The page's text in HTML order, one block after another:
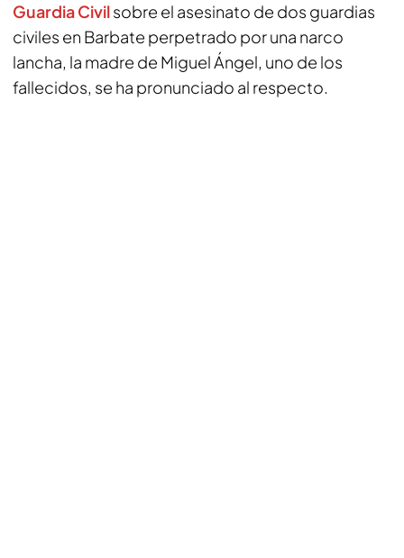
Guardia Civilsobre el asesinato de dos guardias
civiles en Barbate perpetrado por una narco
lancha, la madre de Miguel Ángel, uno de los
fallecidos, se ha pronunciado al respecto.